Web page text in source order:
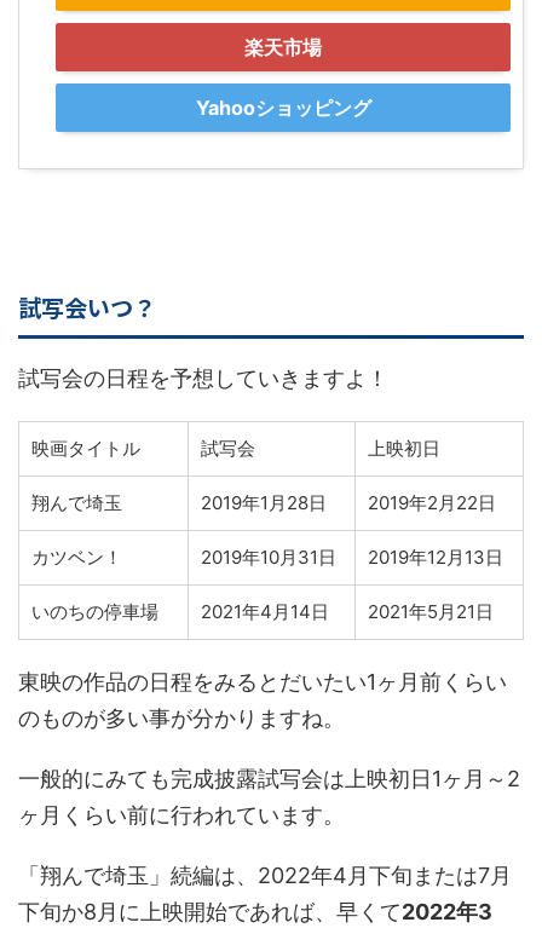
楽天市場
Yahooショッピング
試写会いつ？
試写会の日程を予想していきますよ！
映画タイトル 試写会 上映初日
翔んで埼玉 2019年1月28日 2019年2月22日
カツベン！ 2019年10月31日 2019年12月13日
いのちの停車場 2021年4月14日 2021年5月21日
東映の作品の日程をみるとだいたい1ヶ月前くらい
のものが多い事が分かりますね。
一般的にみても完成披露試写会は上映初日1ヶ月～2
ヶ月くらい前に行われています。
「翔んで埼玉」続編は、2022年4月下旬または7月
下旬か8月に上映開始であれば、早くて2022年3